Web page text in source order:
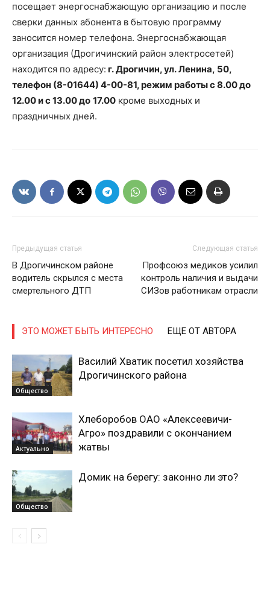
посещает энергоснабжающую организацию и после
сверки данных абонента в бытовую программу
заносится номер телефона. Энергоснабжающая
организация (Дрогичинский район электросетей)
находится по адресу: г. Дрогичин, ул. Ленина, 50,
телефон (8-01644) 4-00-81, режим работы с 8.00 до
12.00 и с 13.00 до 17.00 кроме выходных и
праздничных дней.
Предыдущая статья
В Дрогичинском районе
водитель скрылся с места
смертельного ДТП
Следующая статья
Профсоюз медиков усилил
контроль наличия и выдачи
СИЗов работникам отрасли
ЭТО МОЖЕТ БЫТЬ ИНТЕРЕСНО ЕЩЕ ОТ АВТОРА
Общество
Василий Хватик посетил хозяйства
Дрогичинского района
Актуально
Хлеборобов ОАО «Алексеевичи-
Агро» поздравили с окончанием
жатвы
Общество
Домик на берегу: законно ли это?